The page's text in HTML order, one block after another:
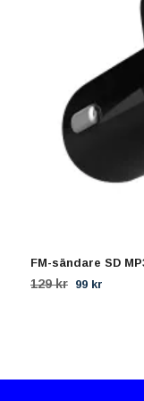
FM-sändare SD
129 kr 99 kr